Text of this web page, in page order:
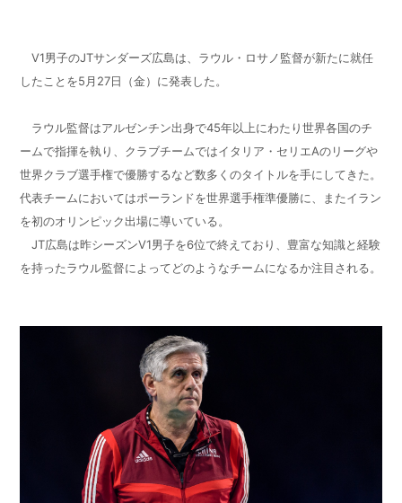
V1男子のJTサンダーズ広島は、ラウル・ロサノ監督が新たに就任
したことを5月27日（金）に発表した。
ラウル監督はアルゼンチン出身で45年以上にわたり世界各国のチ
ームで指揮を執り、クラブチームではイタリア・セリエAのリーグや
世界クラブ選手権で優勝するなど数多くのタイトルを手にしてきた。
代表チームにおいてはポーランドを世界選手権準優勝に、またイラン
を初のオリンピック出場に導いている。
JT広島は昨シーズンV1男子を6位で終えており、豊富な知識と経験
を持ったラウル監督によってどのようなチームになるか注目される。